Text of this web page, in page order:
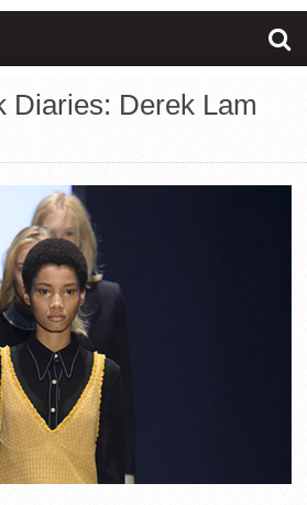
Diaries: Derek Lam